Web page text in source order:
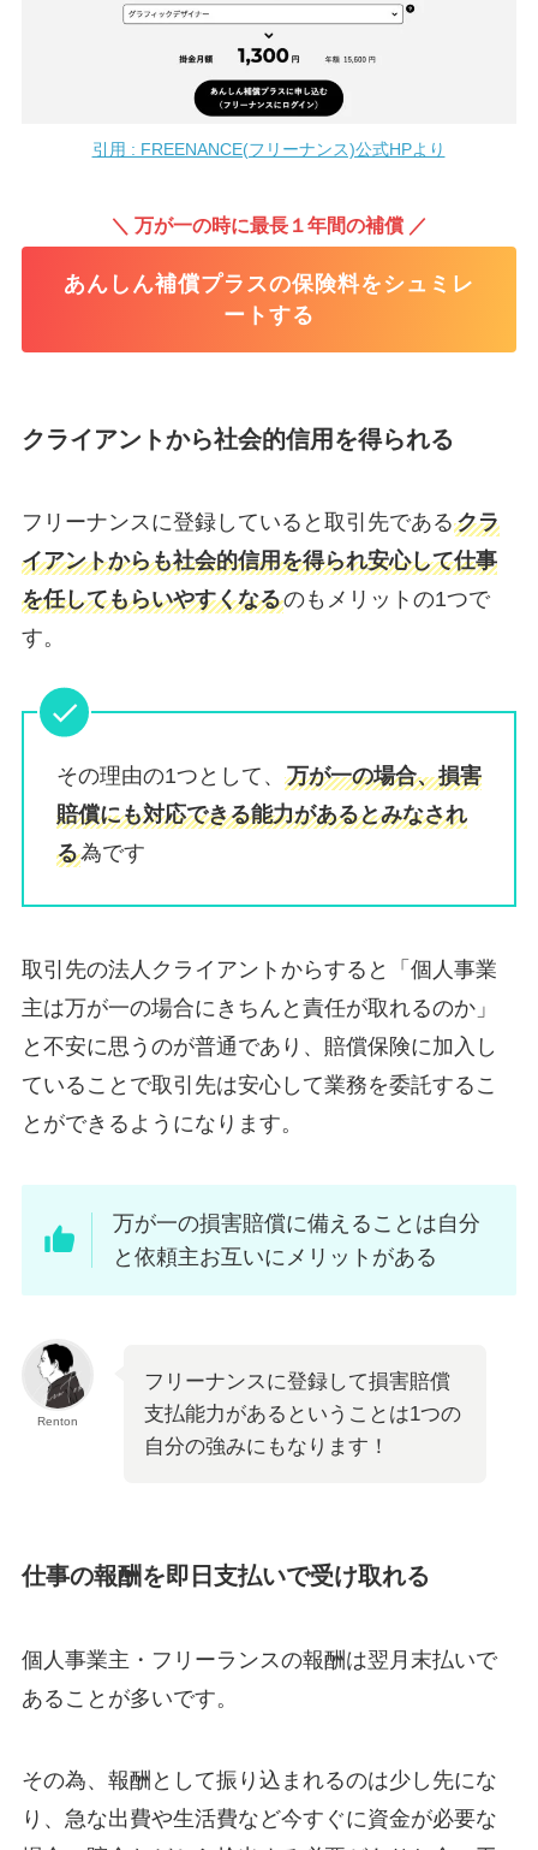
引用 : FREENANCE(フリーナンス)公式HPより
＼ 万が一の時に最長１年間の補償 ／
あんしん補償プラスの保険料をシュミレ
ートする
クライアントから社会的信用を得られる
フリーナンスに登録していると取引先であるクラ
イアントからも社会的信用を得られ安心して仕事
を任してもらいやすくなるのもメリットの1つで
す。
その理由の1つとして、 万が一の場合、損害
賠償にも対応できる能力があるとみなされ
る為です
取引先の法人クライアントからすると「個人事業
主は万が一の場合にきちんと責任が取れるのか」
と不安に思うのが普通であり、賠償保険に加入し
ていることで取引先は安心して業務を委託するこ
とができるようになります。
万が一の損害賠償に備えることは自分
と依頼主お互いにメリットがある
Renton
フリーナンスに登録して損害賠償
支払能力があるということは1つの
自分の強みにもなります！
仕事の報酬を即日支払いで受け取れる
個人事業主・フリーランスの報酬は翌月末払いで
あることが多いです。
その為、報酬として振り込まれるのは少し先にな
り、急な出費や生活費など今すぐに資金が必要な